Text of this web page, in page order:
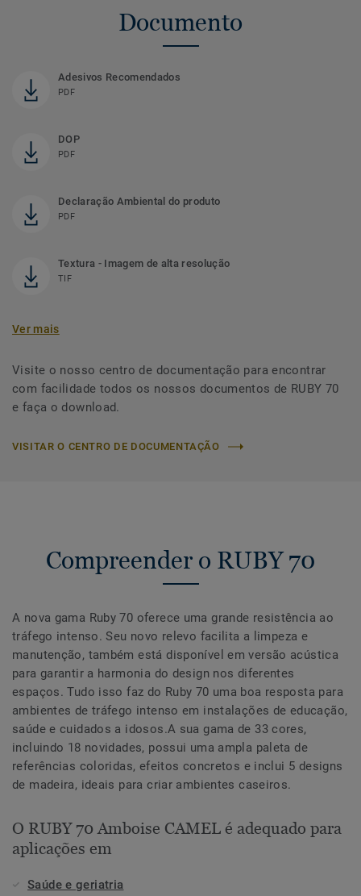
Documento
Adesivos Recomendados
PDF
DOP
PDF
Declaração Ambiental do produto
PDF
Textura - Imagem de alta resolução
TIF
Ver mais
Visite o nosso centro de documentação para encontrar
com facilidade todos os nossos documentos de RUBY 70
e faça o download.
VISITAR O CENTRO DE DOCUMENTAÇÃO
Compreender o RUBY 70
A nova gama Ruby 70 oferece uma grande resistência ao
tráfego intenso. Seu novo relevo facilita a limpeza e
manutenção, também está disponível em versão acústica
para garantir a harmonia do design nos diferentes
espaços. Tudo isso faz do Ruby 70 uma boa resposta para
ambientes de tráfego intenso em instalações de educação,
saúde e cuidados a idosos.A sua gama de 33 cores,
incluindo 18 novidades, possui uma ampla paleta de
referências coloridas, efeitos concretos e inclui 5 designs
de madeira, ideais para criar ambientes caseiros.
O RUBY 70 Amboise CAMEL é adequado para
aplicações em
Saúde e geriatria